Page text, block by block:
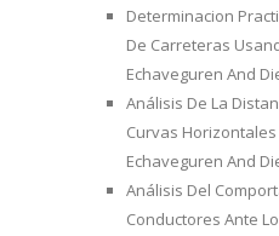
Determinacion
De Carreteras
Echaveguren And
Análisis De La
Curvas
Echaveguren And
Análisis Del
Conductores Ante